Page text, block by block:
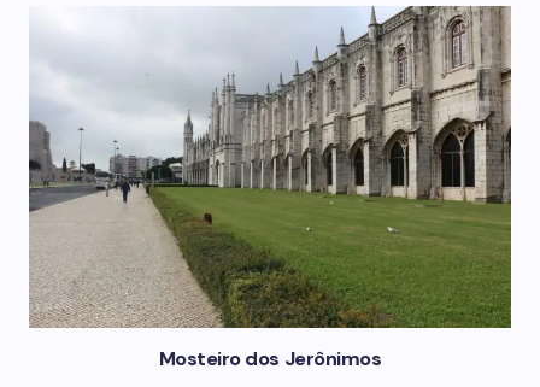
Mosteiro dos Jerônimos